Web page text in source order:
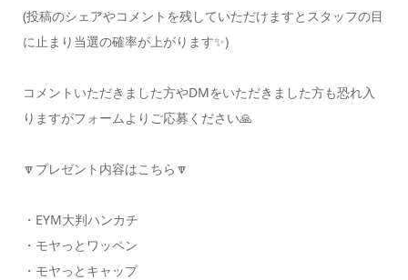
(投稿のシェアやコメントを残していただけますとスタッフの目
に止まり当選の確率が上がります✨)
コメントいただきました方やDMをいただきました方も恐れ入
りますがフォームよりご応募ください🙏
🔽プレゼント内容はこちら🔽
・EYM大判ハンカチ
・モヤっとワッペン
・モヤっとキャップ